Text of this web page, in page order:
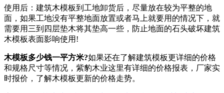
使用后：建筑木模板到工地卸货后，尽量放在较为平整的地
面，如果工地没有平整地面放置或者马上就要用的情况下，就
需要用三到四层垫木将其垫高一些，防止地面的石头破坏建筑
木模板表面影响使用!
木模板多少钱一平方米?如果还在了解建筑模板更详细的价格
和规格尺寸等情况，紫豹木业这里有详细的价格报表，厂家实
时报价，了解木模板更新的价格走势。